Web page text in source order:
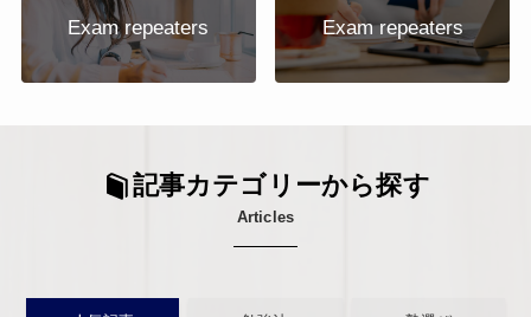
Exam repeaters Exam repeaters
記事カテゴリーから探す
Articles